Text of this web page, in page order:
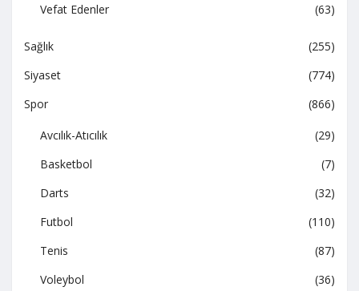
Vefat Edenler
(63)
Sağlık
(255)
Siyaset
(774)
Spor
(866)
Avcılık-Atıcılık
(29)
Basketbol
(7)
Darts
(32)
Futbol
(110)
Tenis
(87)
Voleybol
(36)